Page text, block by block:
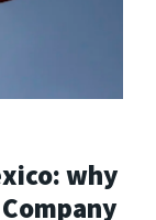
why